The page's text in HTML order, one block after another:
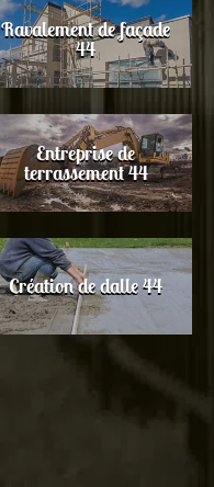
Ravalement de façade
44
Entreprise de
terrassement 44
Création de dalle 44